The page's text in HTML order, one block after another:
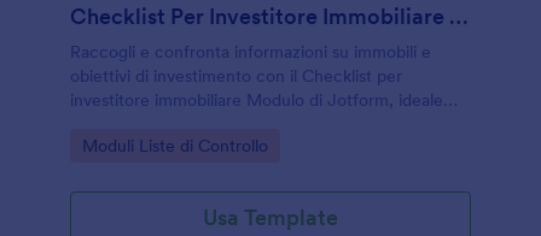
Checklist Per Investitore Immobiliare Form
Raccogli e confronta informazioni su immobili e
obiettivi di investimento con il Checklist per
investitore immobiliare Modulo di Jotform, ideale
gestiscono la raccolta dati online.
Go to Category:
Moduli Liste di Controllo
Usa Template